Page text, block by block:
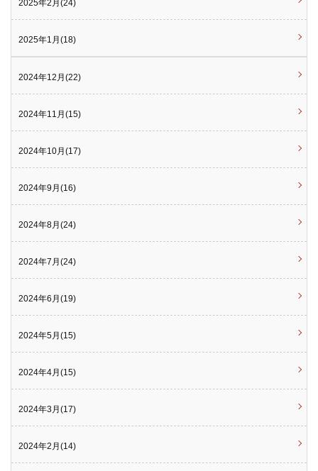
2025年2月(24)
2025年1月(18)
2024年12月(22)
2024年11月(15)
2024年10月(17)
2024年9月(16)
2024年8月(24)
2024年7月(24)
2024年6月(19)
2024年5月(15)
2024年4月(15)
2024年3月(17)
2024年2月(14)